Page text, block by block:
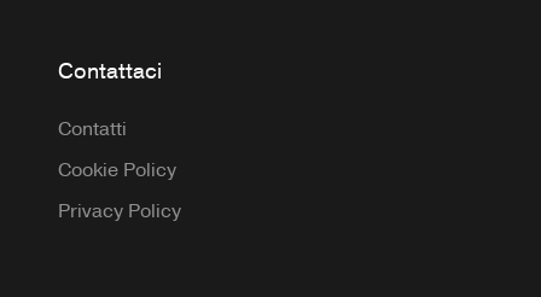
Contattaci
Contatti
Cookie Policy
Privacy Policy